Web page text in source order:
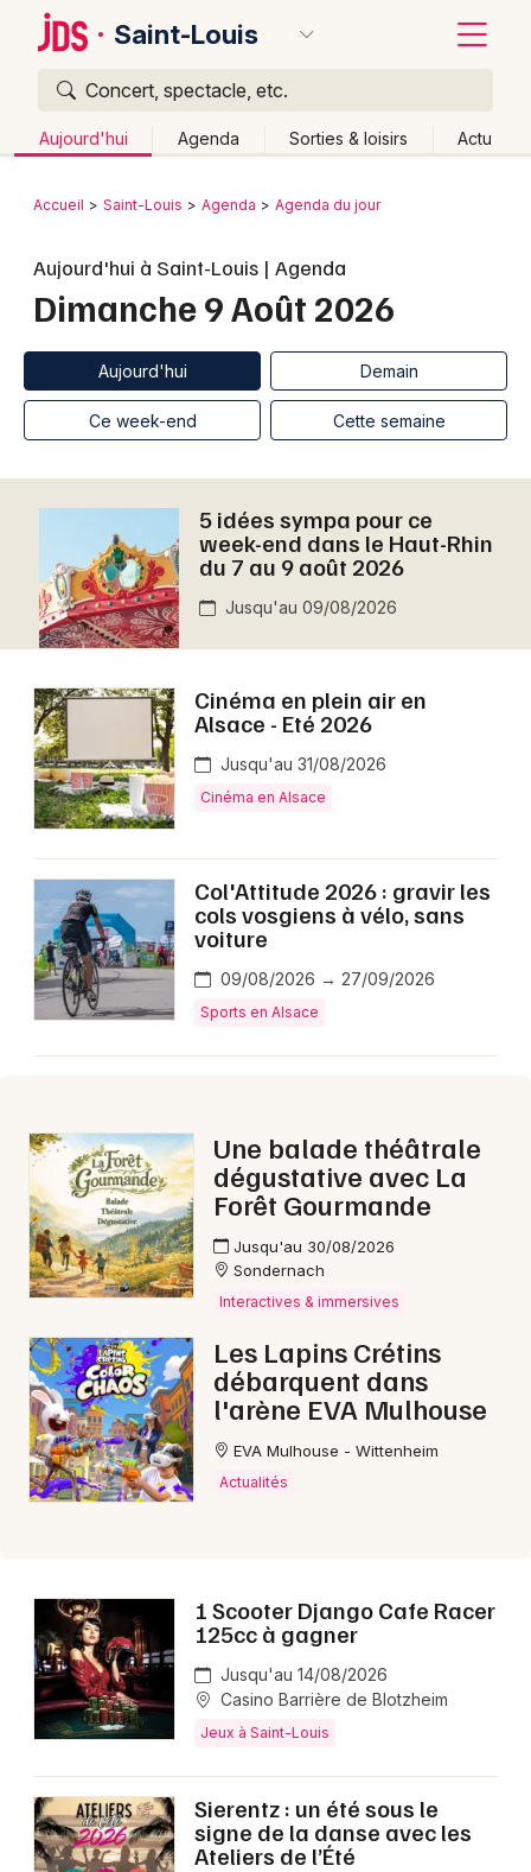
Saint-Louis
Concert, spectacle, etc.
Aujourd'hui Agenda Sorties & loisirs Actu
Publier un événement
Grands événements
Activité & Expérience
Spectacles
Concerts
Sports
Soirées
Sorties famille
Expos
Sorties & loisirs
Aujourd'hui dans le Haut-Rhin
Jeux concours
Newsletter des sorties
Artistes en tournée
Actus à Saint-Louis
Magazine à Saint-Louis
68 - Haut-Rhin
Choisir mes départements
Colmar
Lille
Lyon
Marseille
Montpellier
Nantes
Nice
Paris
Strasbourg
Toulouse
Toutes les villes
Retour
Accueil Saint-Louis Agenda Agenda du jour
Aujourd'hui à Saint-Louis | Agenda
Dimanche 9 Août 2026
Aujourd'hui Demain
Ce week-end Cette semaine
5 idées sympa pour ce
week-end dans le Haut-Rhin
du 7 au 9 août 2026
Jusqu'au 09/08/2026
Cinéma en plein air en
Alsace - Eté 2026
Jusqu'au 31/08/2026
Cinéma en Alsace
Col'Attitude 2026 : gravir les
cols vosgiens à vélo, sans
voiture
09/08/2026 → 27/09/2026
Sports en Alsace
Une balade théâtrale
dégustative avec La
Forêt Gourmande
Jusqu'au 30/08/2026
Sondernach
Interactives & immersives
Les Lapins Crétins
débarquent dans
l'arène EVA Mulhouse
EVA Mulhouse - Wittenheim
Actualités
1 Scooter Django Cafe Racer
125cc à gagner
Jusqu'au 14/08/2026
Casino Barrière de Blotzheim
Jeux à Saint-Louis
Sierentz : un été sous le
signe de la danse avec les
Ateliers de l’Été
Quoi ?
Où ?
Partout
Près de moi Changer de lieu
Quand ?
Effacer les dates
Aujourd'hui
Demain Ce week-end Autre